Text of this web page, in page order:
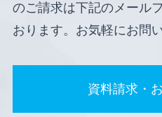
のご請求は下記のメール
おります。お気軽にお問
資料請求・